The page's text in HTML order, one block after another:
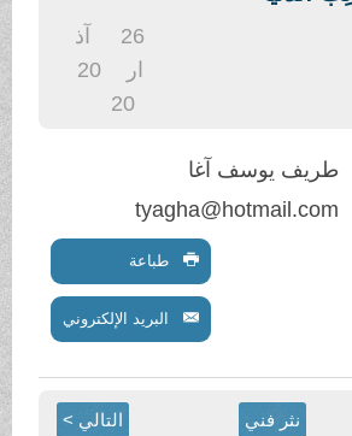
20
20
طريف يوسف آغا
tyagha@hotmail.com
طباعة
البريد الإلكتروني
نثر فني التالي >